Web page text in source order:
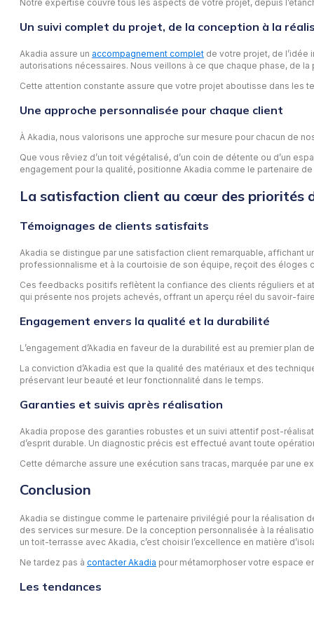
Notre expertise couvre tous les aspects de votre projet, depuis
Un suivi complet du projet, de la conception à la
Akadia assure un accompagnement complet de votre projet, de l’idée
autorisations nécessaires. Nous veillons à ce que chaque phase, de
Cette attention constante assure que votre projet aboutisse dans les
Une approche personnalisée pour chaque client
À Akadia, nous valorisons une approche sur mesure pour chacun de
Que vous rêviez d’un toit végétalisé, d’un coin de détente ou d’un
engagement pour la qualité, positionne Akadia comme le partenaire
La satisfaction client au cœur des priorités
Témoignages de clients satisfaits
Akadia se distingue par une satisfaction client remarquable, affichant
professionnalisme et à la courtoisie de son équipe, reçoit des éloges
Ces feedbacks positifs reflètent la confiance des clients réguliers et
qui présente nos projets achevés, offrant un aperçu réel du savoir-
Engagement envers la qualité et la durabilité
L’engagement d’Akadia en faveur de la durabilité est au premier
La conviction d’Akadia est que la qualité des matériaux et des
préservant leur beauté et leur fonctionnalité dans le temps.
Garanties et suivis après réalisation
Akadia propose des garanties robustes et un suivi attentif post-
d’esprit durable. Un diagnostic précis est effectué avant toute
Cette démarche assure une exécution sans tracas, marquée par une
Conclusion
Akadia se distingue comme le partenaire privilégié pour la
des services sur mesure. De la conception personnalisée à la
un toit-terrasse avec Akadia, c’est choisir l’excellence en matière
Ne tardez pas à contacter Akadia pour métamorphoser votre espace
Les tendances